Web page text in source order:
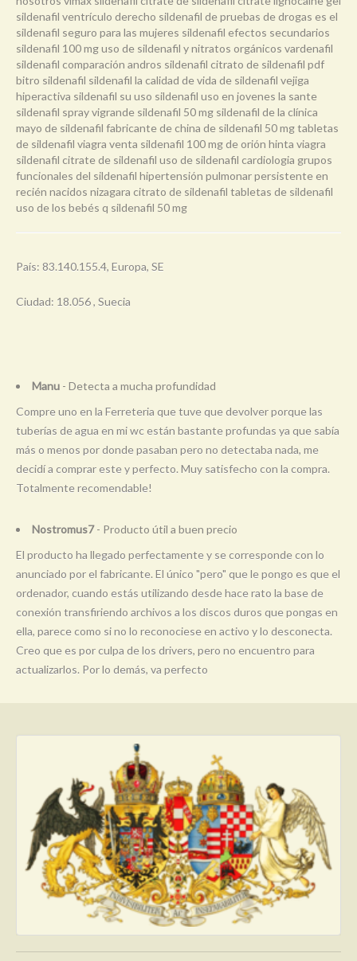
sildenafil ventrículo derecho sildenafil de pruebas de drogas es el
sildenafil seguro para las mujeres sildenafil efectos secundarios
sildenafil 100 mg uso de sildenafil y nitratos orgánicos vardenafil
sildenafil comparación andros sildenafil citrato de sildenafil pdf
bitro sildenafil sildenafil la calidad de vida de sildenafil vejiga
hiperactiva sildenafil su uso sildenafil uso en jovenes la sante
sildenafil spray vigrande sildenafil 50 mg sildenafil de la clínica
mayo de sildenafil fabricante de china de sildenafil 50 mg tabletas
de sildenafil viagra venta sildenafil 100 mg de orión hinta viagra
sildenafil citrate de sildenafil uso de sildenafil cardiologia grupos
funcionales del sildenafil hipertensión pulmonar persistente en
recién nacidos nizagara citrato de sildenafil tabletas de sildenafil
uso de los bebés q sildenafil 50 mg
País: 83.140.155.4, Europa, SE
Ciudad: 18.056 , Suecia
Manu - Detecta a mucha profundidad
Compre uno en la Ferreteria que tuve que devolver porque las
tuberías de agua en mi wc están bastante profundas ya que sabía
más o menos por donde pasaban pero no detectaba nada, me
decidí a comprar este y perfecto. Muy satisfecho con la compra.
Totalmente recomendable!
Nostromus7- Producto útil a buen precio
El producto ha llegado perfectamente y se corresponde con lo
anunciado por el fabricante. El único "pero" que le pongo es que el
ordenador, cuando estás utilizando desde hace rato la base de
conexión transfiriendo archivos a los discos duros que pongas en
ella, parece como si no lo reconociese en activo y lo desconecta.
Creo que es por culpa de los drivers, pero no encuentro para
actualizarlos. Por lo demás, va perfecto